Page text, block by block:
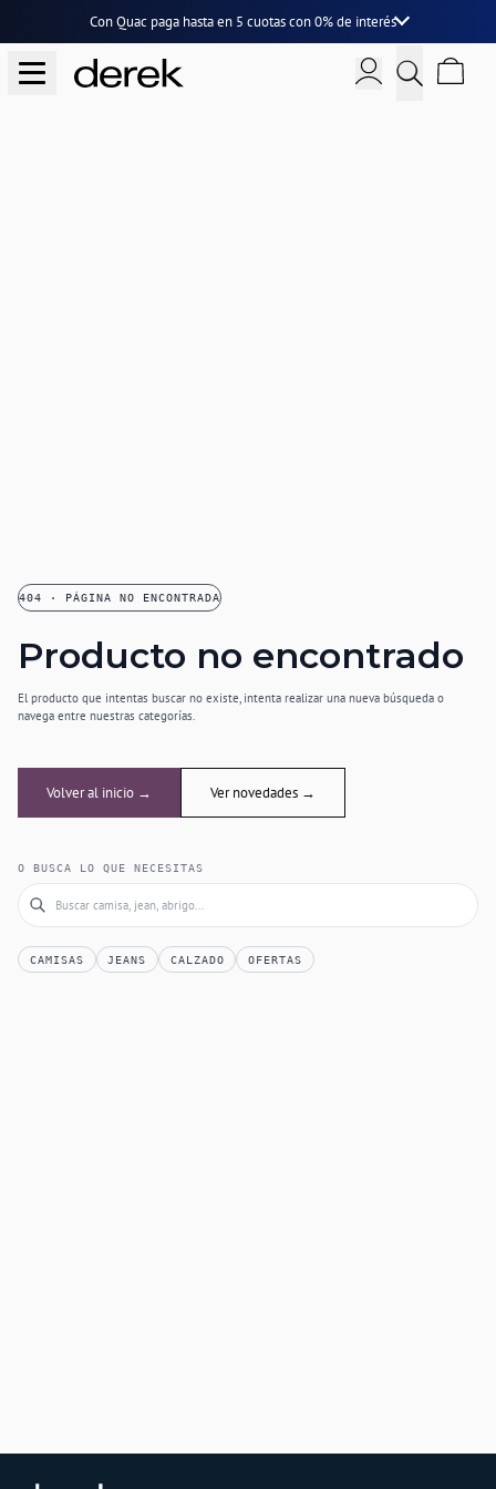
Con Quac paga hasta en 5 cuotascon0% de interés
404 · PÁGINA NO ENCONTRADA
Producto no encontrado
El producto que intentas buscar no existe, intenta realizar una nueva búsqueda o
navega entre nuestras categorías.
Volver al inicio → Ver novedades →
O BUSCA LO QUE NECESITAS
CAMISAS JEANS CALZADO OFERTAS